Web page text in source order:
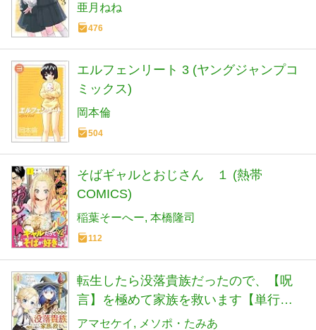
亜月ねね
476
エルフェンリート 3 (ヤングジャンプコ
ミックス)
岡本倫
504
そばギャルとおじさん １ (熱帯
COMICS)
稲葉そーへー 本橋隆司
112
転生したら没落貴族だったので、【呪
言】を極めて家族を救います【単行本
版】１ (comic スピラ)
アマセケイ メソポ・たみあ